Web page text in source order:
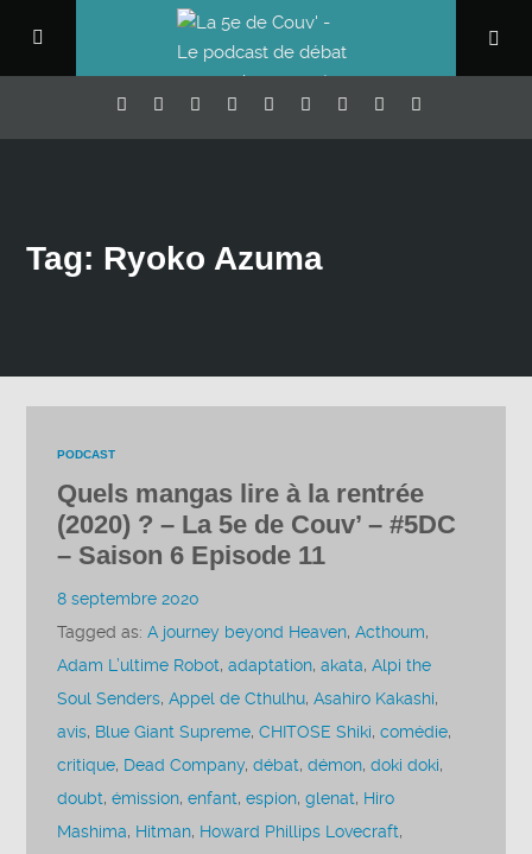
Tag: Ryoko Azuma
PODCAST
Quels mangas lire à la rentrée
(2020) ? – La 5e de Couv’ – #5DC
– Saison 6 Episode 11
8 septembre 2020
Tagged as:A journey beyond Heaven,Acthoum,
Adam L’ultime Robot,adaptation,akata,Alpi the
Soul Senders,Appel de Cthulhu,Asahiro Kakashi,
avis, Blue Giant Supreme,CHITOSE Shiki,comédie,
critique, Dead Company,débat,démon,doki doki,
doubt,émission,enfant,espion,glenat, Hiro
Mashima, Hitman, Howard Phillips Lovecraft,